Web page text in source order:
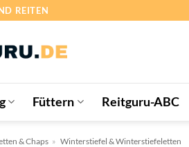
REITEN
Füttern Reitguru-ABC
& Chaps » Winterstiefel & Winterstiefeletten